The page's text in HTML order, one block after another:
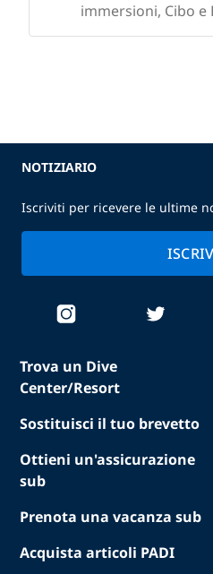
immersioni, Cibo e
Trova un Dive
Center/Resort
Sostituisci il tuo brevetto
Ottieni un'assicurazione
sub
Prenota una vacanza sub
Acquista articoli PADI
NOTIZIARIO
Iscriviti per ricevere le ultime